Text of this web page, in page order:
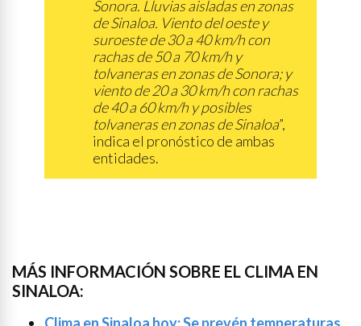
Sonora. Lluvias aisladas en zonas
de Sinaloa. Viento del oeste y
suroeste de 30 a 40 km/h con
rachas de 50 a 70 km/h y
tolvaneras en zonas de Sonora; y
viento de 20 a 30 km/h con rachas
de 40 a 60 km/h y posibles
tolvaneras en zonas de Sinaloa”,
indica el pronóstico de ambas
entidades.
MÁS INFORMACIÓN SOBRE EL CLIMA EN
SINALOA: